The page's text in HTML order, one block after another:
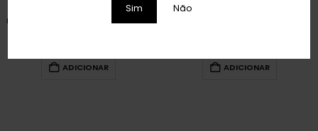
Sim Não
LUBRIFICANTE WATERFEEL ALGODÃO
ADICIONAR ADICIONAR